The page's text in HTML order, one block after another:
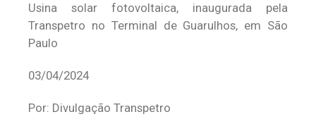
Usina solar fotovoltaica, inaugurada pela
Transpetro no Terminal de Guarulhos, em São
Paulo
03/04/2024
Por: Divulgação Transpetro